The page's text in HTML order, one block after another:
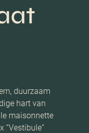
duurzaam
hart van
maisonnette
“Vestibule”